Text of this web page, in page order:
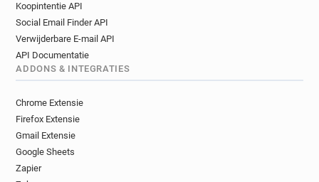
Koopintentie API
Social Email Finder API
Verwijderbare E-mail API
API Documentatie
ADDONS & INTEGRATIES
Chrome Extensie
Firefox Extensie
Gmail Extensie
Google Sheets
Zapier